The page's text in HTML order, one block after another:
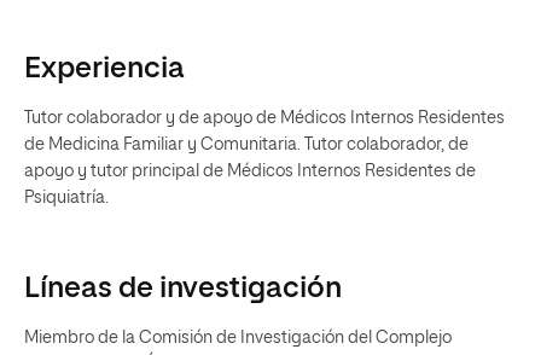
Experiencia
Tutor colaborador y de apoyo de Médicos Internos Residentes
de Medicina Familiar y Comunitaria. Tutor colaborador, de
apoyo y tutor principal de Médicos Internos Residentes de
Psiquiatría.
Líneas de investigación
Miembro de la Comisión de Investigación del Complejo